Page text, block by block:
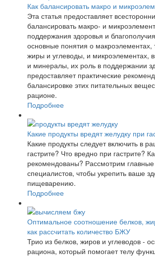
Как балансировать макро и
Эта статья предоставляет
балансировать макро- и
поддержания здоровья и
основные понятия о макроэлементах,
жиры и углеводы, и микроэлементах,
и минералы, их роль в поддержании
предоставляет практические
балансировке этих питательных
рационе.
Подробнее
Какие продукты вредят желудку при
Какие продукты следует включить в
гастрите? Что вредно при гастрите?
рекомендованы? Рассмотрим
специалистов, чтобы укрепить ваше
пищеварению.
Подробнее
Оптимальное соотношение белков,
как рассчитать количество БЖУ
Трио из белков, жиров и углеводов -
рациона, который помогает телу